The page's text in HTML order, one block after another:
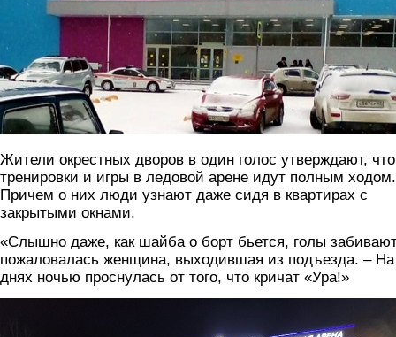
Жители окрестных дворов в один голос утверждают, что
тренировки и игры в ледовой арене идут полным ходом.
Причем о них люди узнают даже сидя в квартирах с
закрытыми окнами.
«Слышно даже, как шайба о борт бьется, голы
пожаловалась женщина, выходившая из подъезда. – На
днях ночью проснулась от того, что кричат «Ура!»